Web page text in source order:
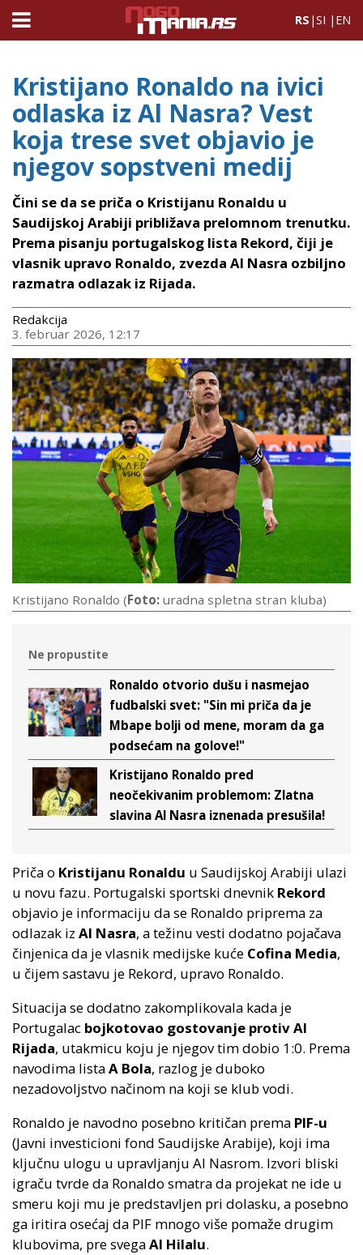
RS |SI | EN
Kristijano Ronaldo na ivici
odlaska iz Al Nasra? Vest
koja trese svet objavio je
njegov sopstveni medij
Čini se da se priča o Kristijanu Ronaldu u
Saudijskoj Arabiji približava prelomnom trenutku.
Prema pisanju portugalskog lista Rekord, čiji je
vlasnik upravo Ronaldo, zvezda Al Nasra ozbiljno
razmatra odlazak iz Rijada.
Redakcija
3. februar 2026, 12:17
Kristijano Ronaldo (Foto: uradna spletna stran kluba)
Ne propustite
Ronaldo otvorio dušu i nasmejao
fudbalski svet: "Sin mi priča da je
Mbape bolji od mene, moram da ga
podsećam na golove!"
Kristijano Ronaldo pred
neočekivanim problemom: Zlatna
slavina Al Nasra iznenada presušila!
Priča o Kristijanu Ronaldu u Saudijskoj Arabiji ulazi
u novu fazu. Portugalski sportski dnevnik Rekord
objavio je informaciju da se Ronaldo priprema za
odlazak iz Al Nasra, a težinu vesti dodatno pojačava
činjenica da je vlasnik medijske kuće Cofina Media,
u čijem sastavu je Rekord, upravo Ronaldo.
Situacija se dodatno zakomplikovala kada je
Portugalac bojkotovao gostovanje protiv Al
Rijada, utakmicu koju je njegov tim dobio 1:0. Prema
navodima listaA Bola, razlog je duboko
nezadovoljstvo načinom na koji se klub vodi.
Ronaldo je navodno posebno kritičan prema PIF-u
(Javni investicioni fond Saudijske Arabije), koji ima
ključnu ulogu u upravljanju Al Nasrom. Izvori bliski
igraču tvrde da Ronaldo smatra da projekat ne ide u
smeru koji mu je predstavljen pri dolasku, a posebno
ga iritira osećaj da PIF mnogo više pomaže drugim
klubovima, pre svegaAl Hilalu.